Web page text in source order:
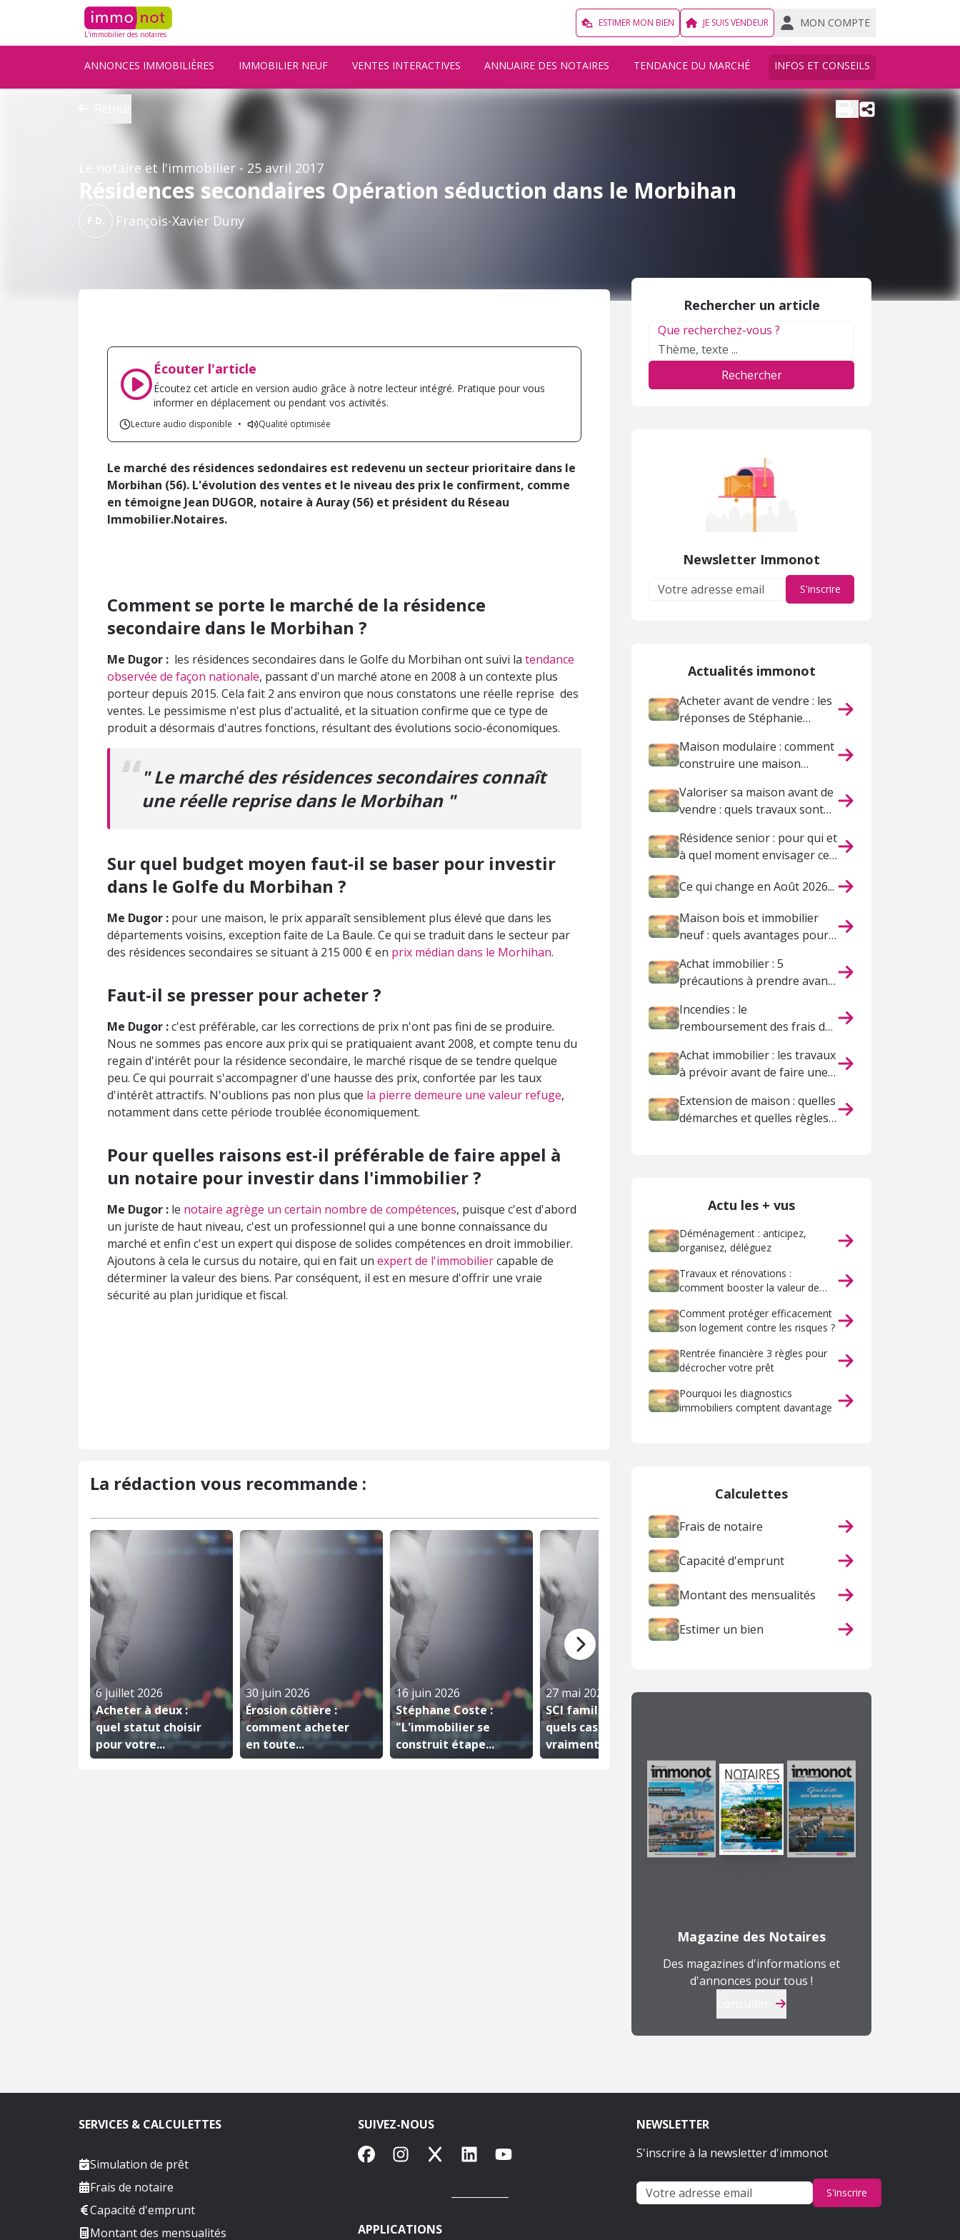
L'immobilier des notaires
ESTIMER MON BIEN JE SUIS VENDEUR MON COMPTE
ANNONCES IMMOBILIÈRES IMMOBILIER NEUF VENTES INTERACTIVES ANNUAIRE DES NOTAIRES TENDANCE DU MARCHÉ INFOS ET CONSEILS
Le notaire et l'immobilier - 25 avril 2017
Résidences secondaires Opération séduction dans le Morbihan
F.D. François-Xavier Duny
Écouter l'article
Écoutez cet article en version audio grâce à notre lecteur intégré. Pratique pour vous
informer en déplacement ou pendant vos activités.
Lecture audio disponible • Qualité optimisée
Le marché des résidences sedondaires est redevenu un secteur prioritaire dans le
Morbihan (56). L'évolution des ventes et le niveau des prix le confirment, comme
en témoigne Jean DUGOR, notaire à Auray (56) et président du Réseau
Immobilier.Notaires.
Comment se porte le marché de la résidence
secondaire dans le Morbihan ?
Me Dugor : les résidences secondaires dans le Golfe du Morbihan ont suivi la tendance
observée de façon nationale, passant d'un marché atone en 2008 à un contexte plus
porteur depuis 2015. Cela fait 2 ans environ que nous constatons une réelle reprise des
ventes. Le pessimisme n'est plus d'actualité, et la situation confirme que ce type de
produit a désormais d'autres fonctions, résultant des évolutions socio-économiques.
" Le marché des résidences secondaires connaît
une réelle reprise dans le Morbihan "
Sur quel budget moyen faut-il se baser pour investir
dans le Golfe du Morbihan ?
Me Dugor : pour une maison, le prix apparaît sensiblement plus élevé que dans les
départements voisins, exception faite de La Baule. Ce qui se traduit dans le secteur par
des résidences secondaires se situant à 215 000 € en prix médian dans le Morhihan.
Faut-il se presser pour acheter ?
Me Dugor :c'est préférable, car les corrections de prix n'ont pas fini de se produire.
Nous ne sommes pas encore aux prix qui se pratiquaient avant 2008, et compte tenu du
regain d'intérêt pour la résidence secondaire, le marché risque de se tendre quelque
peu. Ce qui pourrait s'accompagner d'une hausse des prix, confortée par les taux
d'intérêt attractifs. N'oublions pas non plus que la pierre demeure une valeur refuge,
notamment dans cette période troublée économiquement.
Pour quelles raisons est-il préférable de faire appel à
un notaire pour investir dans l'immobilier ?
Me Dugor : le notaire agrège un certain nombre de compétences, puisque c'est d'abord
un juriste de haut niveau, c'est un professionnel qui a une bonne connaissance du
marché et enfin c'est un expert qui dispose de solides compétences en droit immobilier.
Ajoutons à cela le cursus du notaire, qui en fait un expert de l'immobiliercapable de
déterminer la valeur des biens. Par conséquent, il est en mesure d'offrir une vraie
sécurité au plan juridique et fiscal.
La rédaction vous recommande :
6 juillet 2026
Acheter à deux :
quel statut choisir
pour votre...
30 juin 2026
Érosion côtière :
comment acheter
en toute...
16 juin 2026
Stéphane Coste :
"L'immobilier se
construit étape...
27 mai 2026
SCI familiale : dans
quels cas est-elle
vraiment...
13 mai 2026
29 avril 2026
Rechercher un article
Que recherchez-vous ?
Rechercher
Newsletter Immonot
S'inscrire
Actualités immonot
Acheter avant de vendre : les
réponses de Stéphanie
Maison modulaire : comment
construire une maison
Valoriser sa maison avant de
vendre : quels travaux sont
Résidence senior : pour qui et
à quel moment envisager ce
Ce qui change en Août 2026...
Maison bois et immobilier
neuf : quels avantages pour
Achat immobilier : 5
précautions à prendre avant
Incendies : le
remboursement des frais de
Achat immobilier : les travaux
à prévoir avant de faire une
Extension de maison : quelles
démarches et quelles règles
Actu les + vus
Déménagement : anticipez,
organisez, déléguez
Travaux et rénovations :
comment booster la valeur de
Comment protéger efficacement
son logement contre les risques ?
Rentrée financière 3 règles pour
décrocher votre prêt
Pourquoi les diagnostics
immobiliers comptent davantage
Calculettes
Frais de notaire
Capacité d'emprunt
Montant des mensualités
Estimer un bien
Magazine des Notaires
Des magazines d'informations et
d'annonces pour tous !
SERVICES & CALCULETTES
Simulation de prêt
Frais de notaire
Capacité d'emprunt
Montant des mensualités
SUIVEZ-NOUS
FacebookInstagram
X LinkedInYouTube
APPLICATIONS
NEWSLETTER
S'inscrire à la newsletter d'immonot
S'inscrire